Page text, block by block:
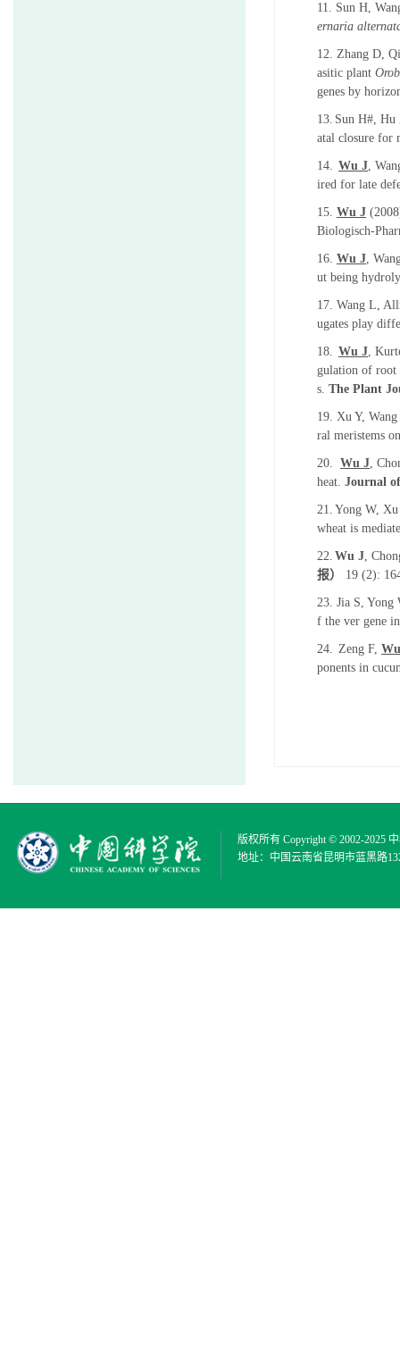
11. Sun H,
ernaria
12. Zhang D,
asitic plant
genes by
13. Sun H#, Hu
atal closure for
14. Wu J,
ired for late
15. Wu J
Biologisch-
16. Wu J,
ut being
17. Wang L,
ugates play
18. Wu J,
gulation of
s. The Plant
19. Xu Y,
ral meristems
20. Wu J,
heat. Journal
21. Yong W,
wheat is
22. Wu J,
报）
19 (2):
23. Jia S,
f the ver gene
24. Zeng F,
ponents in
版权所有 Copyright © 2002-2025
地址：中国云南省昆明市蓝黑路